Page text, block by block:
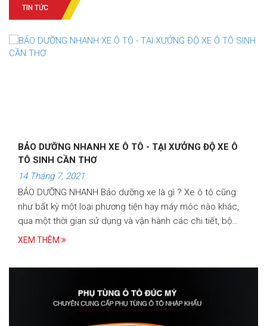
TIN TỨC
BẢO DƯỠNG NHANH XE Ô TÔ - TẠI XƯỞNG ĐỘ XE Ô
TÔ SINH CẦN THƠ
14 Tháng 7, 2021
BẢO DƯỠNG NHANH Bảo dưỡng xe là gì ? Xe ô tô cũng
như bất kỳ một loại phương tiện hay máy móc nào khác,
qua một thời gian sử dụng và vận hành các chi tiết, bộ
phận cấu thành đều bị mài mòn và giảm chất lượng
XEM THÊM